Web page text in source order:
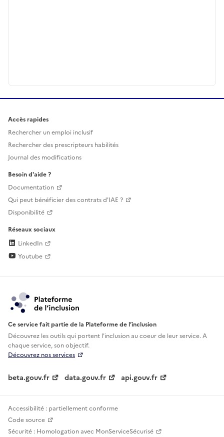
Accès rapides
Rechercher un emploi inclusif
Rechercher des prescripteurs habilités
Journal des modifications
Besoin d'aide ?
Documentation
Qui peut bénéficier des contrats d'IAE ?
Disponibilité
Réseaux sociaux
LinkedIn
Youtube
Ce service fait partie de la Plateforme de l’inclusion
Découvrez les outils qui portent l'inclusion aucoeur de leur service. A
chaque service, son objectif.
Découvrez nos services
beta.gouv.fr data.gouv.fr api.gouv.fr
Accessibilité : partiellement conforme
Code source
Sécurité : Homologation avec MonServiceSécurisé